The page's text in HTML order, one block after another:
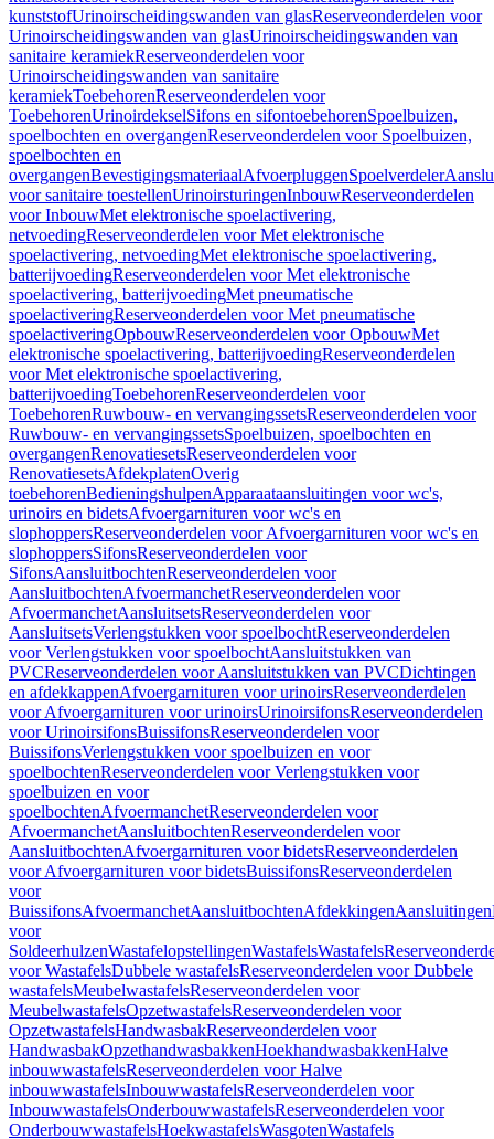
kunststofUrinoirscheidingswanden van glasReserveonderdelen voor
Urinoirscheidingswanden van glasUrinoirscheidingswanden van
sanitaire keramiekReserveonderdelen voor
Urinoirscheidingswanden van sanitaire
keramiekToebehorenReserveonderdelen voor
ToebehorenUrinoirdekselSifons en sifontoebehorenSpoelbuizen,
spoelbochten en overgangenReserveonderdelen voor Spoelbuizen,
spoelbochten en
overgangenBevestigingsmateriaalAfvoerpluggenSpoelverdeler
voor sanitaire toestellenUrinoirsturingenInbouwReserveonderdelen
voor InbouwMet elektronische spoelactivering,
netvoedingReserveonderdelen voor Met elektronische
spoelactivering, netvoedingMet elektronische spoelactivering,
batterijvoedingReserveonderdelen voor Met elektronische
spoelactivering, batterijvoedingMet pneumatische
spoelactiveringReserveonderdelen voor Met pneumatische
spoelactiveringOpbouwReserveonderdelen voor OpbouwMet
elektronische spoelactivering, batterijvoedingReserveonderdelen
voor Met elektronische spoelactivering,
batterijvoedingToebehorenReserveonderdelen voor
ToebehorenRuwbouw- en vervangingssetsReserveonderdelen voor
Ruwbouw- en vervangingssetsSpoelbuizen, spoelbochten en
overgangenRenovatiesetsReserveonderdelen voor
RenovatiesetsAfdekplatenOverig
toebehorenBedieningshulpenApparaataansluitingen voor wc's,
urinoirs en bidetsAfvoergarnituren voor wc's en
slophoppersReserveonderdelen voor Afvoergarnituren voor wc's en
slophoppersSifonsReserveonderdelen voor
SifonsAansluitbochtenReserveonderdelen voor
AansluitbochtenAfvoermanchetReserveonderdelen voor
AfvoermanchetAansluitsetsReserveonderdelen voor
AansluitsetsVerlengstukken voor spoelbochtReserveonderdelen
voor Verlengstukken voor spoelbochtAansluitstukken van
PVCReserveonderdelen voor Aansluitstukken van PVCDichtingen
en afdekkappenAfvoergarnituren voor urinoirsReserveonderdelen
voor Afvoergarnituren voor urinoirsUrinoirsifonsReserveonderdelen
voor UrinoirsifonsBuissifonsReserveonderdelen voor
BuissifonsVerlengstukken voor spoelbuizen en voor
spoelbochtenReserveonderdelen voor Verlengstukken voor
spoelbuizen en voor
spoelbochtenAfvoermanchetReserveonderdelen voor
AfvoermanchetAansluitbochtenReserveonderdelen voor
AansluitbochtenAfvoergarnituren voor bidetsReserveonderdelen
voor Afvoergarnituren voor bidetsBuissifonsReserveonderdelen
voor
BuissifonsAfvoermanchetAansluitbochtenAfdekkingenAansluitingen
voor
SoldeerhulzenWastafelopstellingenWastafelsWastafels
voor WastafelsDubbele wastafelsReserveonderdelen voor Dubbele
wastafelsMeubelwastafelsReserveonderdelen voor
MeubelwastafelsOpzetwastafelsReserveonderdelen voor
OpzetwastafelsHandwasbakReserveonderdelen voor
HandwasbakOpzethandwasbakkenHoekhandwasbakkenHalve
inbouwwastafelsReserveonderdelen voor Halve
inbouwwastafelsInbouwwastafelsReserveonderdelen voor
InbouwwastafelsOnderbouwwastafelsReserveonderdelen voor
OnderbouwwastafelsHoekwastafelsWasgotenWastafels